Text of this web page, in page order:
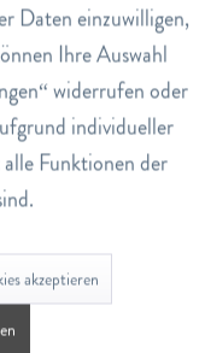
Information und
Beschwerden
Anregungen sind wir
Daten einzuwilligen,
Ihre Auswahl
widerrufen oder
individueller
Funktionen der
akzeptieren